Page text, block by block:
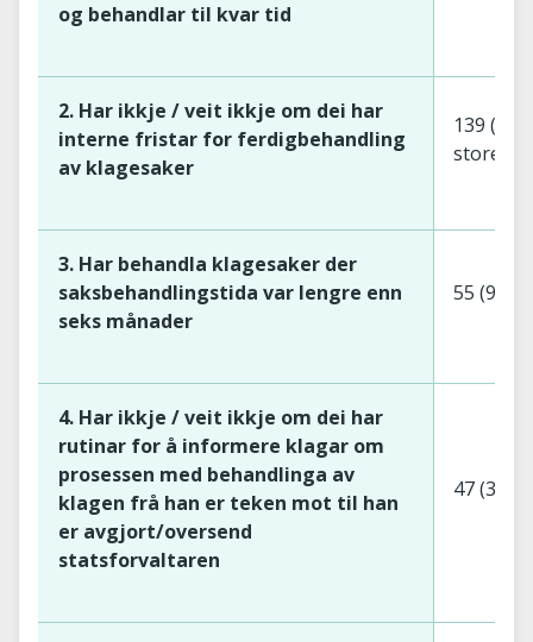
og behandlar til kvar tid
2. Har ikkje / veit ikkje om dei har
interne fristar for ferdigbehandling
av klagesaker
139 (59
store)
3. Har behandla klagesaker der
saksbehandlingstida var lengre enn
seks månader
55 (9
4. Har ikkje / veit ikkje om dei har
rutinar for å informere klagar om
prosessen med behandlinga av
klagen frå han er teken mot til han
er avgjort/oversend
statsforvaltaren
47 (30